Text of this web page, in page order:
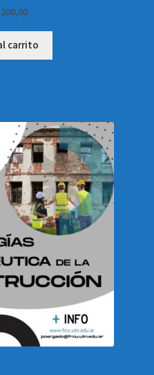
carrito